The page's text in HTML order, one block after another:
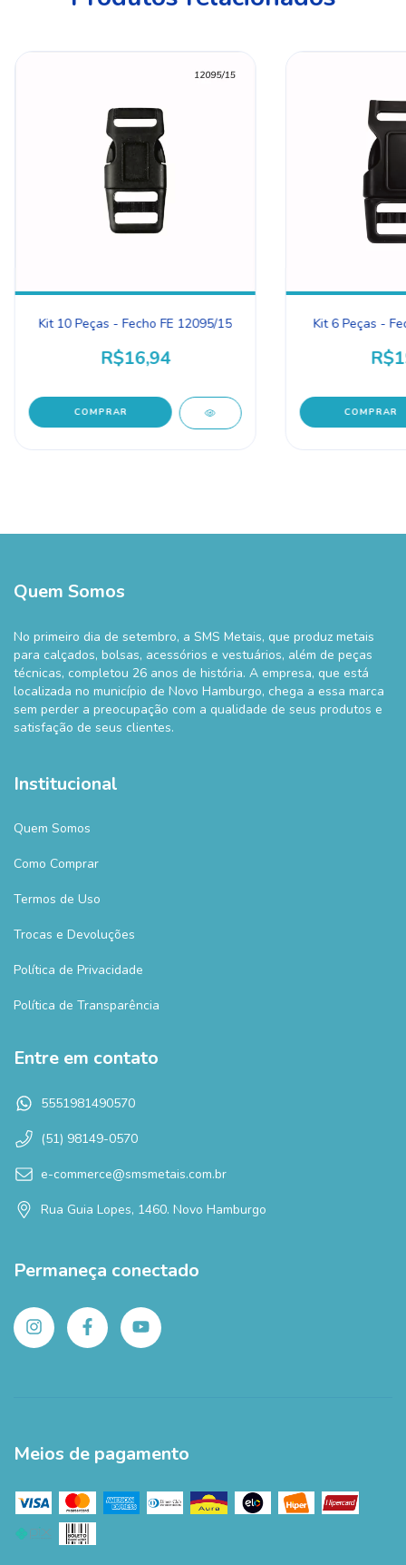
Kit 10 Peças - Fecho FE 12095/15
R$16,94
COMPRAR
Kit 6 Peças -
COMPRAR
Quem Somos
No primeiro dia de setembro, a SMS Metais, que produz metais
para calçados, bolsas, acessórios e vestuários, além de peças
técnicas, completou 26 anos de história. A empresa, que está
localizada no município de Novo Hamburgo, chega a essa marca
sem perder a preocupação com a qualidade de seus produtos e
satisfação de seus clientes.
Institucional
Quem Somos
Como Comprar
Termos de Uso
Trocas e Devoluções
Política de Privacidade
Política de Transparência
Entre em contato
5551981490570
(51) 98149-0570
e-commerce@smsmetais.com.br
Rua Guia Lopes, 1460. Novo Hamburgo
Permaneça conectado
Meios de pagamento